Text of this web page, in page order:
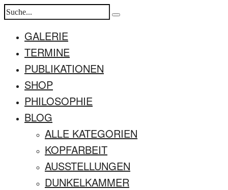
GALERIE
TERMINE
PUBLIKATIONEN
SHOP
PHILOSOPHIE
BLOG
ALLE KATEGORIEN
KOPFARBEIT
AUSSTELLUNGEN
DUNKELKAMMER